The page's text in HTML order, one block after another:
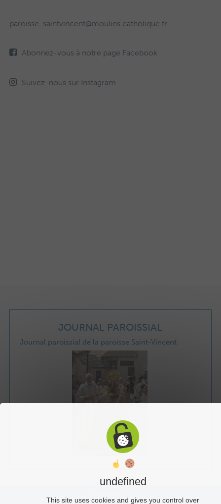
paroisse-saintvincent@moulins.catholique.fr
Abonnez-vous à notre page Facebook
Suivez-nous sur Instagram
JOURNAL PAROISSIAL
Journal paroissial de la paroisse Saint-Vincent
undefined
This site uses cookies and gives you control over